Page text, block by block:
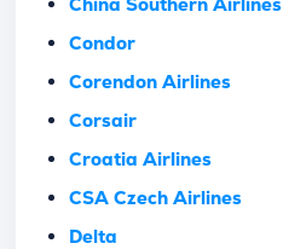
Condor
Corendon Airlines
Corsair
Croatia Airlines
CSA Czech Airlines
Delta